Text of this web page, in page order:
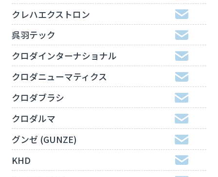
クレハエクストロン
呉羽テック
クロダインターナショナル
クロダニューマティクス
クロダブラシ
クロダルマ
グンゼ (GUNZE)
KHD